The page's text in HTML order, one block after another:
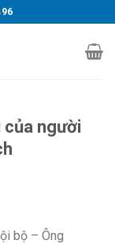
của người
bộ – Ông